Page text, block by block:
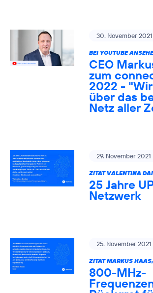
30. November 2021
BEI YOUTUBE
CEO
zum
2022 -
über das
Netz aller
29. November 2021
ZITAT VALENTINA
25 Jahre
Netzwerk
25. November 2021
ZITAT MARKUS
800-MHz-